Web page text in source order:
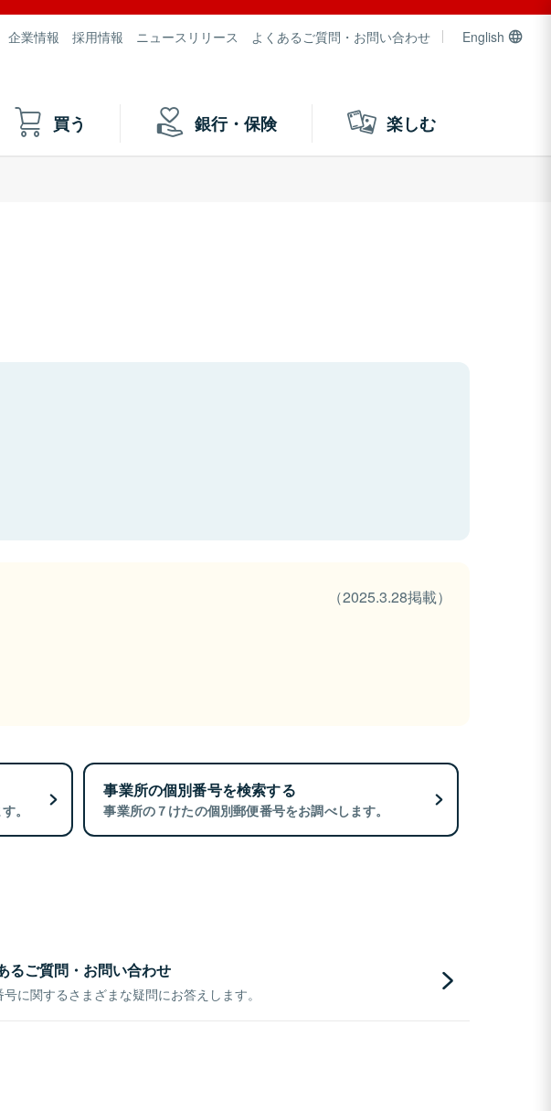
企業情報 採用情報 ニュースリリース よくあるご質問・お問い合わせ English
買う 銀行・保険 楽しむ
（2025.3.28掲載）
。
事業所の個別番号を検索する
事業所の７けたの個別郵便番号をお調べします。
るご質問・お問い合わせ
に関するさまざまな疑問にお答えします。